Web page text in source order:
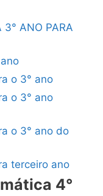
3° ANO PARA
o 3° ano
o 3° ano
o 3° ano do
terceiro ano
4°